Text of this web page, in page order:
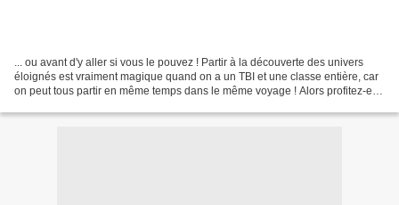
... ou avant d'y aller si vous le pouvez ! Partir à la découverte des univers
éloignés est vraiment magique quand on a un TBI et une classe entière, car
on peut tous partir en même temps dans le même voyage ! Alors profitez-en